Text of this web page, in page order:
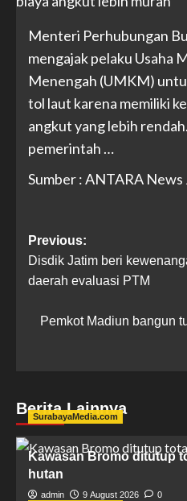
Menteri Perhubungan
mengajak pelaku Usaha
Menengah (UMKM)
tol laut karena memiliki
angkut yang lebih
pemerintah …
Sumber : ANTARA
Previous:
Disdik Jatim beri
daerah evaluasi PTM
Pemkot Madiun bangun
Berita Lainnya
SurabayaMedia.com
Kawasan Bromo ditutup
hutan
admin 9 August 2026
0